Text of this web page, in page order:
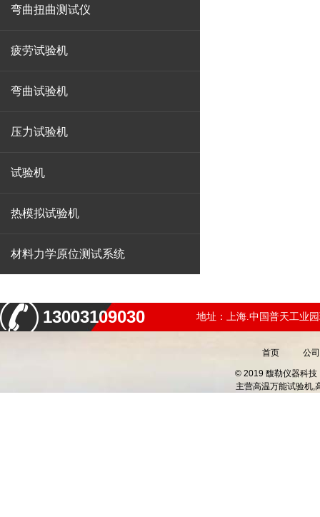
弯曲扭曲测试仪
疲劳试验机
弯曲试验机
压力试验机
试验机
热模拟试验机
材料力学原位测试系统
13003109030 地址：上海.中国普天工业
首页 公
© 2019 馥勒仪器科技
主营高温万能试验机,